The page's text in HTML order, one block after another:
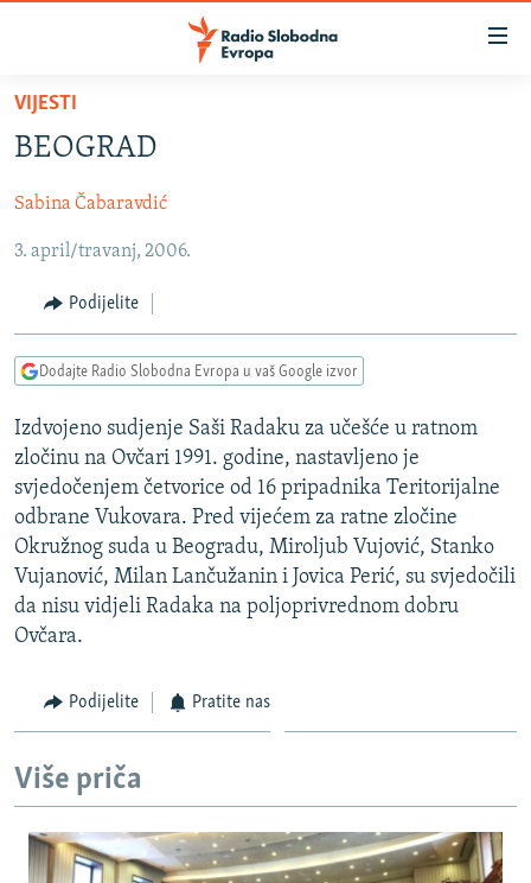
Pređite
glavni
Pređite
na
navigaciju
Pređite
na
pretragu
SRBIJA
KOSOVO
CRNA GORA
VIZUELNO
VIDEO
FOTOGALERIJE
INFOGRAFIKE
PODCASTI
RAT U UKRAJINI
KINA NA BALKANU
RSE PRIČE IZ SVIJETA
ISPRIČAJ MI
DNEVNO@RSE
SPECIJALI RSE
POPLAVE I KLIZIŠTA U BIH 2024.
TV LIBERTY
POST SCRIPTUM
PRATITE NAS
Sve RFE/RL stranice
VIJESTI
BEOGRAD
Sabina Čabaravdić
3. april/travanj, 2006.
Podijelite
Dodajte Radio Slobodna Evropa u vaš Google izvor
Izdvojeno sudjenje Saši Radaku za učešće u ratnom
zločinu na Ovčari 1991. godine, nastavljeno je
svjedočenjem četvorice od 16 pripadnika Teritorijalne
odbrane Vukovara. Pred vijećem za ratne zločine
Okružnog suda u Beogradu, Miroljub Vujović, Stanko
Vujanović, Milan Lančužanin i Jovica Perić, su svjedočili
da nisu vidjeli Radaka na poljoprivrednom dobru
Ovčara.
Podijelite Pratite nas
Više priča